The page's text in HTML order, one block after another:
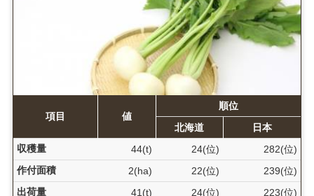
項目 値
順位
北海道
日本
収穫量
44(t) 24(位)
282(位)
作付面積
2(ha) 22(位)
239(位)
出荷量
41(t) 24(位) 223(位)